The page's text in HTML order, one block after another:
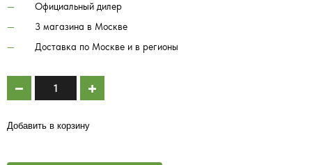
Официальный дилер
3 магазина в Москве
Доставка по Москве и в регионы
Добавить в корзину